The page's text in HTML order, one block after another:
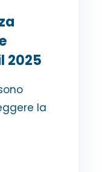
2025
la